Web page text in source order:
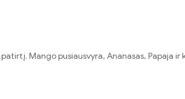
Mango pusiausvyra, Ananasas,